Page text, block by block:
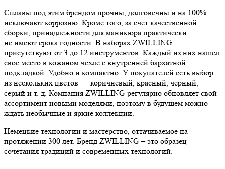
Сплавы под этим брендом прочны, долговечны и на 100%
исключают коррозию. Кроме того, за счет качественной
сборки, принадлежности для маникюра практически
не имеют срока годности. В наборах ZWILLING
присутствуют от 3 до 12 инструментов. Каждый из них нашел
свое место в кожаном чехле с внутренней бархатной
подкладкой. Удобно и компактно. У покупателей есть выбор
из нескольких цветов — коричневый, красный, черный,
серый и т. д. Компания ZWILLING регулярно обновляет свой
ассортимент новыми моделями, поэтому в будущем можно
ждать необычные и яркие коллекции.
Немецкие технологии и мастерство, оттачиваемое на
протяжении 300 лет. Бренд ZWILLING – это образец
сочетания традиций и современных технологий.